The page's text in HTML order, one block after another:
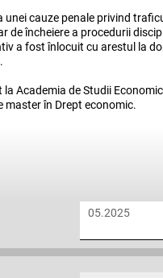
cauze penale privind
de încheiere a procedurii
a fost înlocuit cu arestul la
Academia de Studii
master în Drept economic.
05.2025